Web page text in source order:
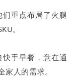
重点布局了火腿
。
手早餐，意在通
人的需求。